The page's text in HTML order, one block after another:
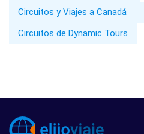
Circuitos y Viajes a Canadá
Circuitos de Dynamic Tours